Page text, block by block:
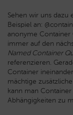
Sehen wir uns dazu
Beispiel an:
anonyme Container
immer auf den
Named Container
referenzieren.
Container
mächtige
kann man
Abhängigkeiten zu